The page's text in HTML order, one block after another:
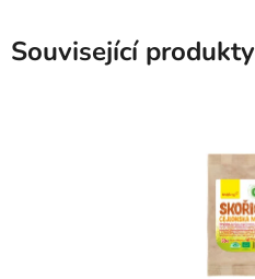
Související produkty